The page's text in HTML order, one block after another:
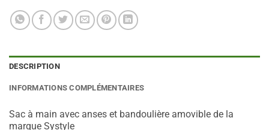
DESCRIPTION
INFORMATIONS COMPLÉMENTAIRES
Sac à main avec anses et bandoulière amovible de la
marque Systyle